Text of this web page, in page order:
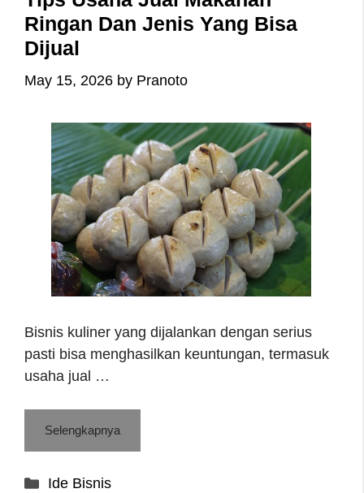
Ringan Dan Jenis Yang Bisa
Dijual
May 15, 2026 by Pranoto
Bisnis kuliner yang dijalankan dengan serius
pasti bisa menghasilkan keuntungan, termasuk
usaha jual …
Selengkapnya
Categories
Ide Bisnis